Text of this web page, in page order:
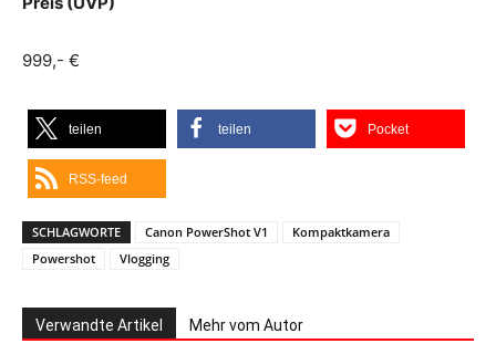
999,- €
teilen teilen Pocket
RSS-feed
SCHLAGWORTE Canon PowerShot V1
Kompaktkamera
Powershot
Vlogging
Verwandte Artikel Mehr vom Autor